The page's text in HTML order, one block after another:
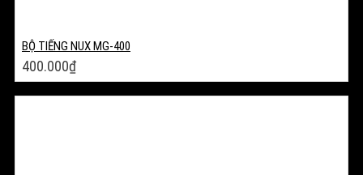
BỘ TIẾNG NUX MG-400
400.000₫